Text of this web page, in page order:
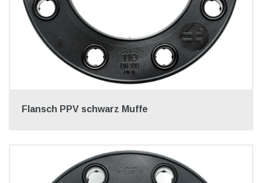
Flansch PPV schwarz Muffe